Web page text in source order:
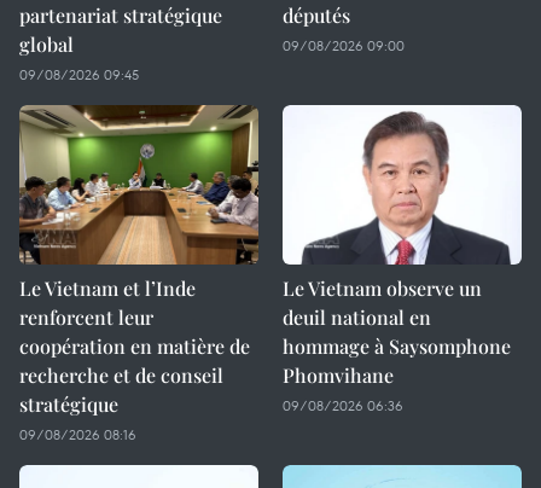
partenariat stratégique
global
09/08/2026 09:45
députés
09/08/2026 09:00
Le Vietnam et l’Inde
renforcent leur
coopération en matière de
recherche et de conseil
stratégique
09/08/2026 08:16
Le Vietnam observe un
deuil national en
hommage à Saysomphone
Phomvihane
09/08/2026 06:36